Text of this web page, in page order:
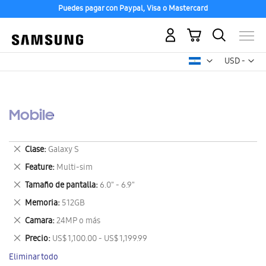
Puedes pagar con Paypal, Visa o Mastercard
USD -
dólar
Mi carrito
Mobile
Clase Galaxy S
Eliminar
este
artículo
Feature Multi-sim
Eliminar
este
artículo
Tamaño de pantalla 6.0" - 6.9"
Eliminar
este
artículo
Memoria 512GB
Eliminar
este
artículo
Camara 24MP o más
Eliminar
este
artículo
Precio US$ 1,100.00 - US$ 1,199.99
Eliminar
este
artículo
Eliminar todo